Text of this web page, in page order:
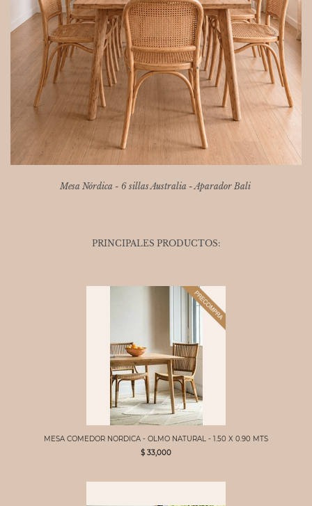
Mesa Nórdica - 6 sillas Australia - Aparador Bali
PRINCIPALES PRODUCTOS:
MESA COMEDOR NORDICA - OLMO NATURAL - 1.50 X 0.90 MTS
$ 33,000